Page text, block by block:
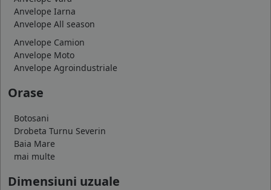
Anvelope Iarna
Anvelope All season
Anvelope Camion
Anvelope Moto
Anvelope Agroindustriale
Orase
Botosani
Drobeta Turnu Severin
Baia Mare
mai multe
Dimensiuni uzuale